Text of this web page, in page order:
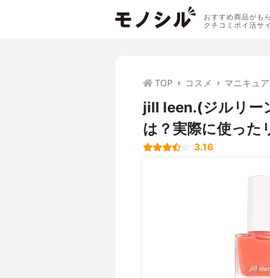
おすすめ商品がも
クチコミポイ活サ
TOP コスメ マニキュア
jill leen.(ジルリー
は？実際に使った
3.16